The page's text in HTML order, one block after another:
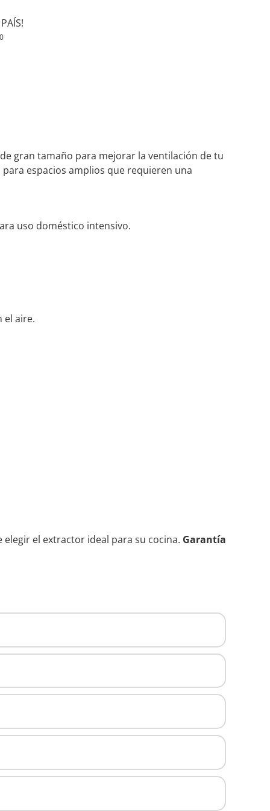
gran tamaño para mejorar la ventilación de tu
espacios amplios que requieren una
uso doméstico intensivo.
el aire.
el extractor ideal para su cocina. Garantía